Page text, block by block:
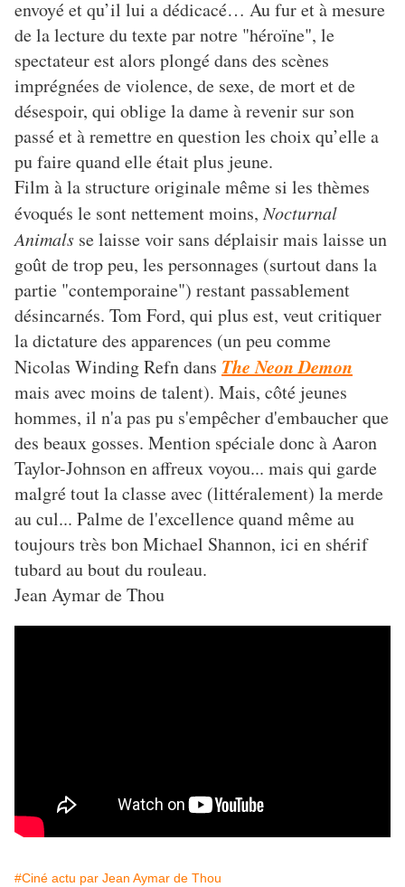
envoyé et qu’il lui a dédicacé… Au fur et à mesure
de la lecture du texte par notre "héroïne", le
spectateur est alors plongé dans des scènes
imprégnées de violence, de sexe, de mort et de
désespoir, qui oblige la dame à revenir sur son
passé et à remettre en question les choix qu’elle a
pu faire quand elle était plus jeune.
Film à la structure originale même si les thèmes
évoqués le sont nettement moins,Nocturnal
Animals se laisse voir sans déplaisir mais laisse un
goût de trop peu, les personnages (surtout dans la
partie "contemporaine") restant passablement
désincarnés. Tom Ford, qui plus est, veut critiquer
la dictature des apparences (un peu comme
Nicolas Winding Refn dans The Neon Demon
mais avec moins de talent). Mais, côté jeunes
hommes, il n'a pas pu s'empêcher d'embaucher que
des beaux gosses. Mention spéciale donc à Aaron
Taylor-Johnson en affreux voyou... mais qui garde
malgré tout la classe avec (littéralement) la merde
au cul... Palme de l'excellence quand même au
toujours très bon Michael Shannon, ici en shérif
tubard au bout du rouleau.
Jean Aymar de Thou
#Ciné actu par Jean Aymar de Thou